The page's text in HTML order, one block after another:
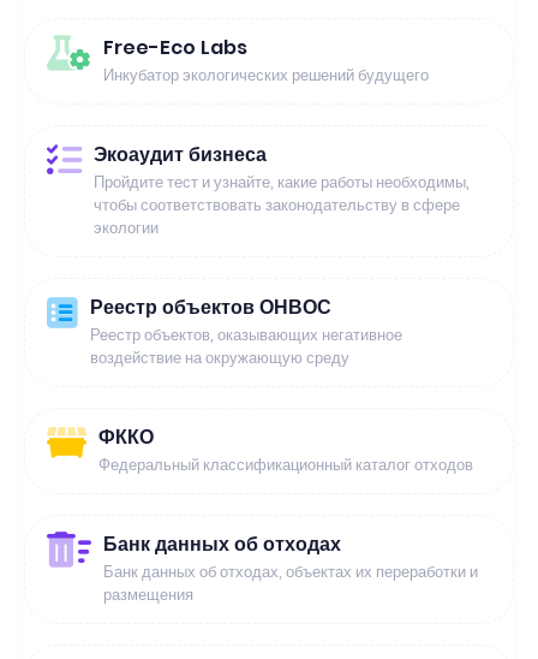
Free-Eco Labs
Инкубатор экологических решений будущего
Экоаудит бизнеса
Пройдите тест и узнайте, какие работы необходимы,
чтобы соответствовать законодательству в сфере
экологии
Реестр объектов ОНВОС
Реестр объектов, оказывающих негативное
воздействие на окружающую среду
ФККО
Федеральный классификационный каталог отходов
Банк данных об отходах
Банк данных об отходах, объектах их переработки и
размещения